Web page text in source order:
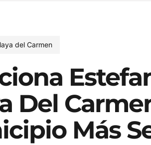
del Carmen
Del
Más